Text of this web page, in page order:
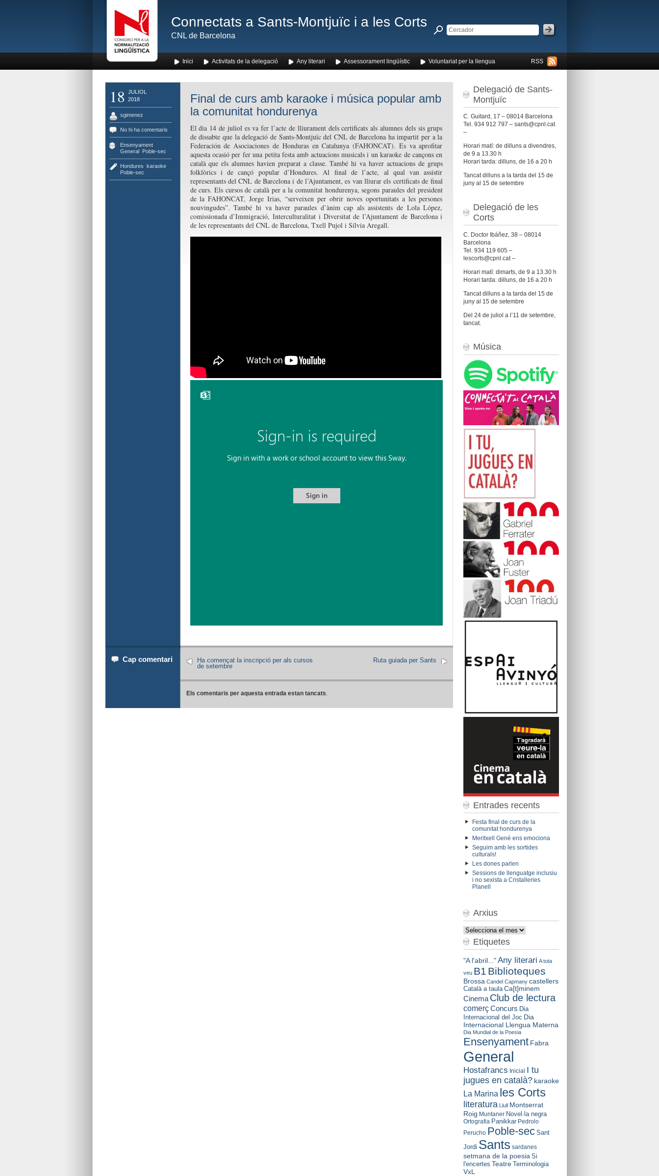
Connectats a Sants-Montjuïc i a les Corts
CNL de Barcelona
RSS
Inici Activitats de la delegació Any literari Assessorament lingüístic Voluntariat per la llengua
18
JULIOL
2018
sgimenez
No hi ha comentaris
Ensenyament,
General, Poble-sec
Hondures karaoke,
Poble-sec
Final de curs amb karaoke i música popular amb
la comunitat hondurenya
El dia 14 de juliol es va fer l’acte de lliurament dels certificats als alumnes dels sis grups
de dissabte que la delegació de Sants-Montjuïc del CNL de Barcelona ha impartit per a la
Federación de Asociaciones de Honduras en Catalunya (FAHONCAT). Es va aprofitar
aquesta ocasió per fer una petita festa amb actuacions musicals i un karaoke de cançons en
català que els alumnes havien preparat a classe. També hi va haver actuacions de grups
folklòrics i de cançó popular d’Hondures. Al final de l’acte, al qual van assistir
representants del CNL de Barcelona i de l’Ajuntament, es van lliurar els certificats de final
de curs. Els cursos de català per a la comunitat hondurenya, segons paraules del president
de la FAHONCAT, Jorge Irias, “serveixen per obrir noves oportunitats a les persones
nouvingudes”. També hi va haver paraules d’ànim cap als assistents de Lola López,
comissionada d’Immigració, Interculturalitat i Diversitat de l’Ajuntament de Barcelona i
de les representants del CNL de Barcelona, Txell Pujol i Sílvia Aregall.
Cap comentari Ruta guiada per Sants
Ha començat la inscripció per als cursos
de setembre
Els comentaris per aquesta entrada estan tancats.
Delegació de Sants-
Montjuïc
C. Guitard, 17 – 08014 Barcelona
Tel. 934 912 797 – sants@cpnl.cat
–
Horari matí: de dilluns a divendres,
de 9 a 13.30 h
Horari tarda: dilluns, de 16 a 20 h
Tancat dilluns a la tarda del 15 de
juny al 15 de setembre
Delegació de les
Corts
C. Doctor Ibáñez, 38 – 08014
Barcelona
Tel. 934 119 605 –
lescorts@cpnl.cat –
Horari matí: dimarts, de 9 a 13.30 h
Horari tarda: dilluns, de 16 a 20 h
Tancat dilluns a la tarda del 15 de
juny al 15 de setembre
Del 24 de juliol a l’11 de setembre,
tancat.
Música
Entrades recents
Festa final de curs de la
comunitat hondurenya
Meritxell Gené ens emociona
Seguim amb les sortides
culturals!
Les dones parlen
Sessions de llenguatge inclusiu
i no sexista a Cristalleries
Planell
Arxius
Arxius
Etiquetes
"A l'abril..." Any literari A tota
veu B1 Biblioteques
Brossa Candel Capmany castellers
Català a taula Ca[t]minem
Cinema Club de lectura
comerç Concurs Dia
Internacional del Joc Dia
Internacional Llengua Materna
Dia Mundial de la Poesia
Ensenyament Fabra
General
Hostafrancs Inicial I tu
jugues en català? karaoke
La Marina les Corts
literatura Llull Montserrat
Roig Muntaner Novel·la negra
Ortografia Panikkar Pedrolo
Perucho Poble-sec Sant
Jordi Sants sardanes
setmana de la poesia Si
l'encertes Teatre Terminologia
VxL